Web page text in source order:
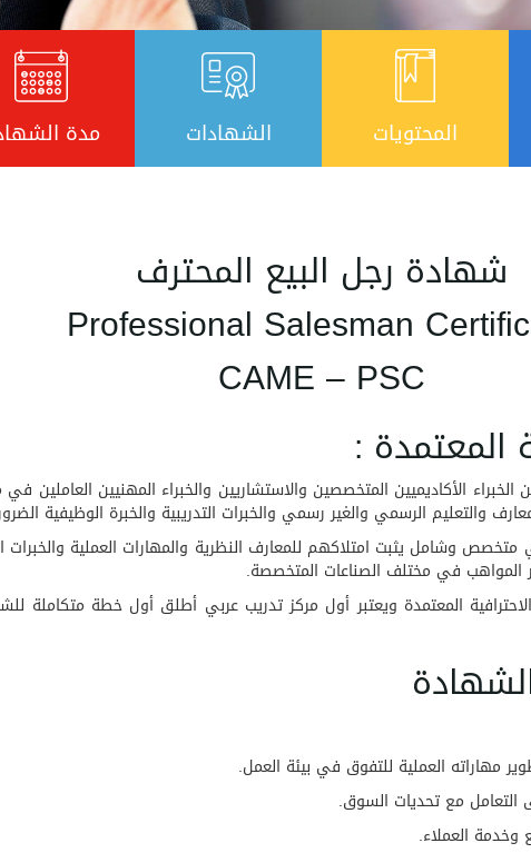
المحتويات الشهادات مدة
شهادة رجل البيع المحترف
Professional Salesman
CAME – PSC
الأكاديميين المتخصصين والاستشاريين والخبراء المهنيين
والتعليم الرسمي والغير رسمي والخبرات التدريبية والخبرة الوظيفية
متخصص وشامل يثبت امتلاكهم للمعارف النظرية والمهارات العملية
المواهب في مختلف الصناعات المتخصصة.
المعتمدة ويعتبر أول مركز تدريب عربي أطلق أول خطة متكاملة
مهاراته العملية للتفوق في بيئة العمل.
التعامل مع تحديات السوق.
وخدمة العملاء.